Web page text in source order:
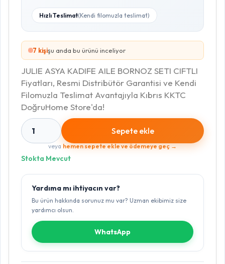
Hızlı Teslimat(Kendi filomuzla teslimat)
6 kişişu anda bu ürünü inceliyor
JULIE ASYA KADIFE AILE BORNOZ SETI CIFTLI
Fiyatları, Resmi Distribütör Garantisi ve Kendi
Filomuzla Teslimat Avantajıyla Kıbrıs KKTC
DoğruHome Store'da!
1 Sepete ekle
veya hemen sepete ekle ve ödemeye geç →
Stokta Mevcut
Yardıma mı ihtiyacın var?
Bu ürün hakkında sorunuz mu var? Uzman ekibimiz size
yardımcı olsun.
WhatsApp